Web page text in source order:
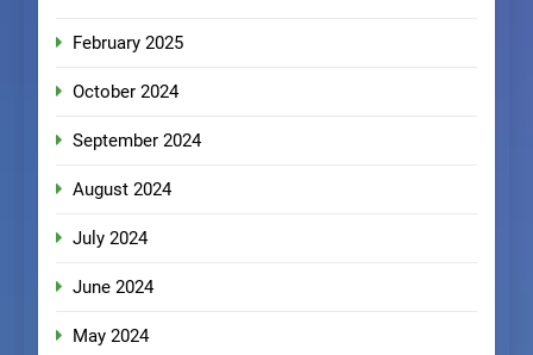
February 2025
October 2024
September 2024
August 2024
July 2024
June 2024
May 2024